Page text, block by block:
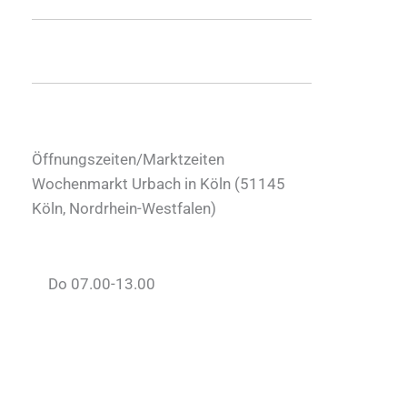
Öffnungszeiten/Marktzeiten
Wochenmarkt Urbach in Köln (51145
Köln, Nordrhein-Westfalen)
Do 07.00-13.00